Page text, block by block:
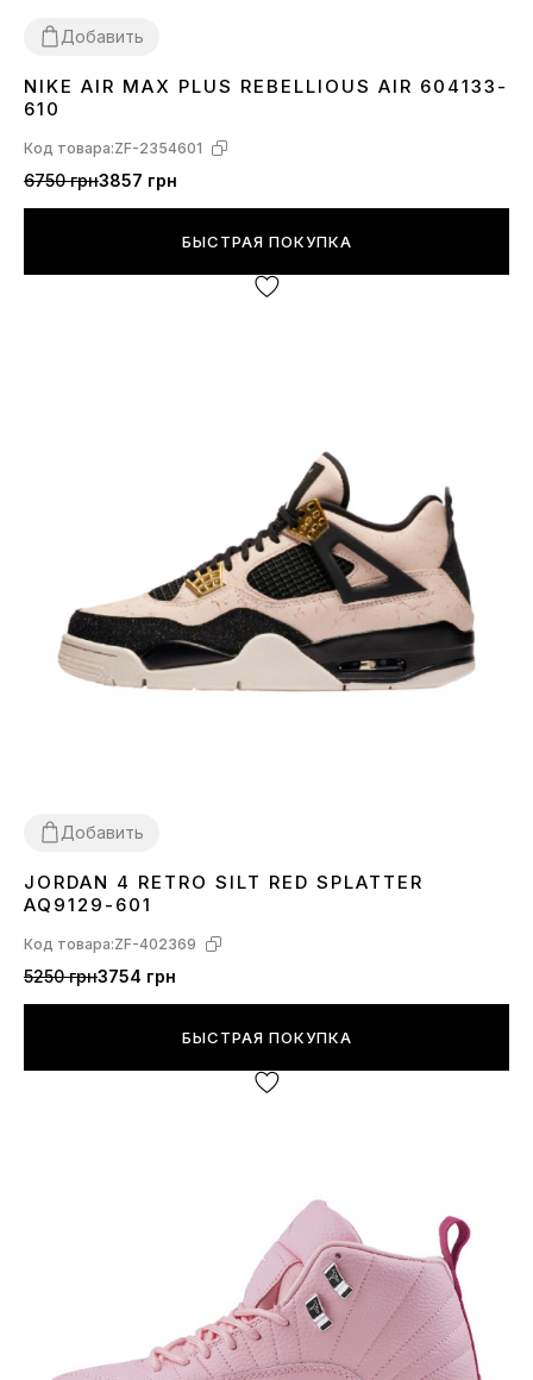
Добавить
3637 38 39 414243 4445
NIKE AIR MAX PLUS REBELLIOUS AIR 604133-
610
Код товара:ZF-2354601
6750 грн3857 грн
БЫСТРАЯ ПОКУПКА
Добавить
3738394041
JORDAN 4 RETRO SILT RED SPLATTER
AQ9129-601
Код товара:ZF-402369
5250 грн3754 грн
БЫСТРАЯ ПОКУПКА